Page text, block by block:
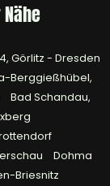
Görlitz - Dresden
Berggießhübel,
Bad Schandau,
Dohma
Briesnitz